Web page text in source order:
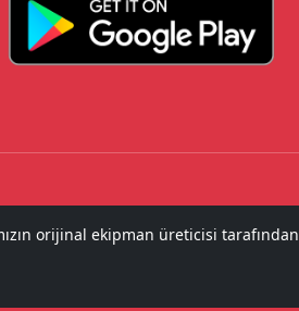
orijinal ekipman üreticisi tarafından